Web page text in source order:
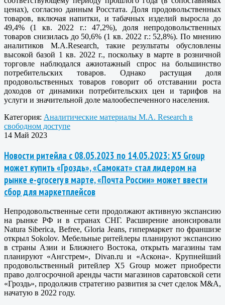
ценах), согласно данным Росстата. Доля продовольственных
товаров, включая напитки, и табачных изделий выросла до
49,4% (1 кв. 2022 г.: 47,2%), доля непродовольственных
товаров снизилась до 50,6% (1 кв. 2022 г.: 52,8%). По мнению
аналитиков M.A.Research, такие результаты обусловлены
высокой базой 1 кв. 2022 г., поскольку в марте в розничной
торговле наблюдался ажиотажный спрос на большинство
потребительских товаров. Однако растущая доля
продовольственных товаров говорит об отставании роста
доходов от динамики потребительских цен и тарифов на
услуги и значительной доле малообеспеченного населения.
Категория: Аналитические материалы M.A. Research в
свободном доступе
14 Май 2023
Новости ритейла с 08.05.2023 по 14.05.2023: X5 Group
может купить «Гроздь», «Самокат» стал лидером на
рынке e-grocery в марте, «Почта России» может ввести
сбор для маркетплейсов
Непродовольственные сети продолжают активную экспансию
на рынке РФ и в странах СНГ. Расширение анонсировали
Natura Siberica, Befree, Gloria Jeans, гипермаркет по франшизе
открыл Sokolov. Мебельные ритейлеры планируют экспансию
в страны Азии и Ближнего Востока, открыть магазины там
планируют «Ангстрем», Divan.ru и «Аскона». Крупнейший
продовольственный ритейлер X5 Group может приобрести
право долгосрочной аренды части магазинов саратовской сети
«Гроздь», продолжив стратегию развития за счет сделок M&A,
начатую в 2022 году.